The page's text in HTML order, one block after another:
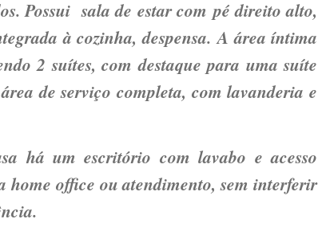
Possui sala de estar com pé direito alto,
à cozinha, despensa. A área íntima
2 suítes, com destaque para uma suíte
de serviço completa, com lavanderia e
há um escritório com lavabo e acesso
home office ou atendimento, sem interferir